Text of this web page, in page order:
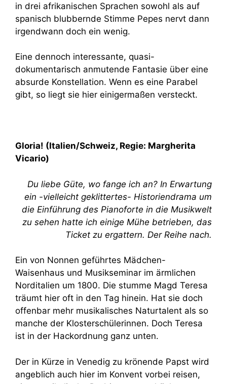
in drei afrikanischen Sprachen sowohl als auf
spanisch blubbernde Stimme Pepes nervt dann
irgendwann doch ein wenig.
Eine dennoch interessante, quasi-
dokumentarisch anmutende Fantasie über eine
absurde Konstellation. Wenn es eine Parabel
gibt, so liegt sie hier einigermaßen versteckt.
Gloria! (Italien/Schweiz, Regie: Margherita
Vicario)
Du liebe Güte, wo fange ich an? In Erwartung
ein -vielleicht geklittertes- Historiendrama um
die Einführung des Pianoforte in die Musikwelt
zu sehen hatte ich einige Mühe betrieben, das
Ticket zu ergattern. Der Reihe nach.
Ein von Nonnen geführtes Mädchen-
Waisenhaus und Musikseminar im ärmlichen
Norditalien um 1800. Die stumme Magd Teresa
träumt hier oft in den Tag hinein. Hat sie doch
offenbar mehr musikalisches Naturtalent als so
manche der Klosterschülerinnen. Doch Teresa
ist in der Hackordnung ganz unten.
Der in Kürze in Venedig zu krönende Papst wird
angeblich auch hier im Konvent vorbei reisen,